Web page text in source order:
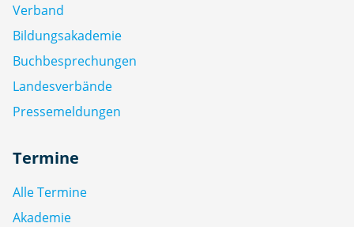
Verband
Bildungsakademie
Buchbesprechungen
Landesverbände
Pressemeldungen
Termine
Alle Termine
Akademie